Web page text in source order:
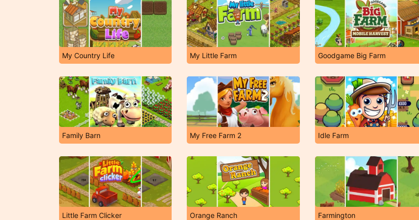
My Country Life My Little Farm Goodgame Big Farm
Family Barn My Free Farm 2 Idle Farm
Little Farm Clicker Orange Ranch Farmington